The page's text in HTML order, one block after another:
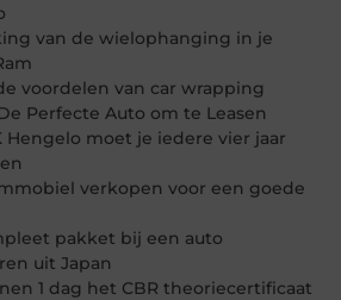
van de wielophanging in je
voordelen van car wrapping
Perfecte Auto om te Leasen
Hengelo moet je iedere vier jaar
verkopen voor een goede
pakket bij een auto
uit Japan
1 dag het CBR theoriecertificaat